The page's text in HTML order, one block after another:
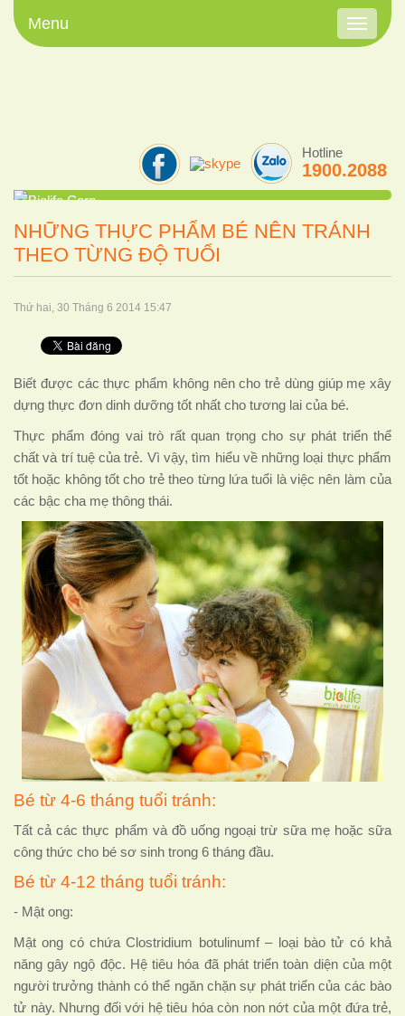
Toggle
Menu
Hotline
1900.2088
NHỮNG THỰC PHẨM BÉ NÊN TRÁNH
THEO TỪNG ĐỘ TUỔI
Thứ hai, 30 Tháng 6 2014 15:47
Biết được các thực phẩm không nên cho trẻ dùng giúp mẹ xây
dựng thực đơn dinh dưỡng tốt nhất cho tương lai của bé.
Thực phẩm đóng vai trò rất quan trọng cho sự phát triển thể
chất và trí tuệ của trẻ. Vì vậy, tìm hiểu về những loại thực phẩm
tốt hoặc không tốt cho trẻ theo từng lứa tuổi là việc nên làm của
các bậc cha mẹ thông thái.
Bé từ 4-6 tháng tuổi tránh:
Tất cả các thực phẩm và đồ uống ngoại trừ sữa mẹ hoặc sữa
công thức cho bé sơ sinh trong 6 tháng đầu.
Bé từ 4-12 tháng tuổi tránh:
- Mật ong:
Mật ong có chứa Clostridium botulinumf – loại bào tử có khả
năng gây ngộ độc. Hệ tiêu hóa đã phát triển toàn diện của một
người trưởng thành có thể ngăn chặn sự phát triển của các bào
tử này. Nhưng đối với hệ tiêu hóa còn non nớt của một đứa trẻ,